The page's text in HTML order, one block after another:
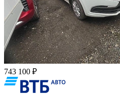
743 100 ₽